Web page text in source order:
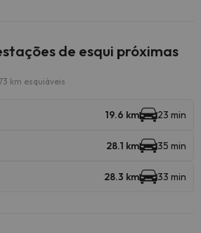
de esqui próximas
km esquiáveis
19.6 km 23 min
28.1 km 35 min
28.3 km 33 min